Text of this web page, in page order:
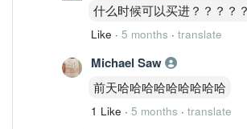
什么时候可以买进？？？？？
Like · 5 months · translate
Michael Saw
前天哈哈哈哈哈哈哈哈哈
1 Like · 5 months · translate